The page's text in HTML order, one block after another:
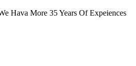
Hava More 35 Years Of Expeiences